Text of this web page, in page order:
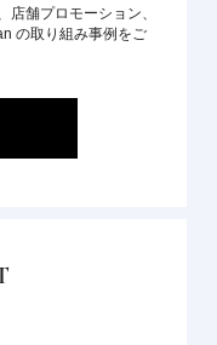
店舗プロモーション、
の取り組み事例をご